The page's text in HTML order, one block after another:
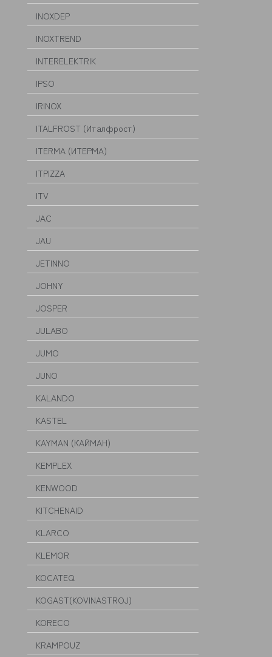
INOXDEP
INOXTREND
INTERELEKTRIK
IPSO
IRINOX
ITALFROST (Италфрост)
ITERMA (ИТЕРМА)
ITPIZZA
ITV
JAC
JAU
JETINNO
JOHNY
JOSPER
JULABO
JUMO
JUNO
KALANDO
KASTEL
KAYMAN (КАЙМАН)
KEMPLEX
KENWOOD
KITCHENAID
KLARCO
KLEMOR
KOCATEQ
KOGAST(KOVINASTROJ)
KORECO
KRAMPOUZ